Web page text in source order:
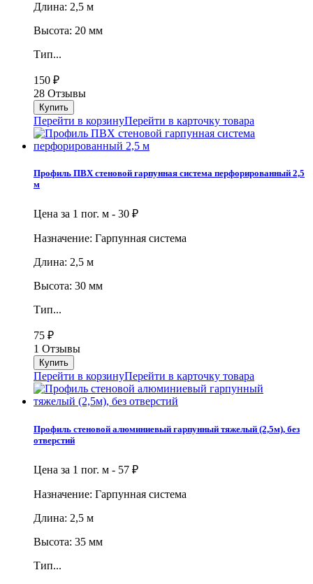
Длина: 2,5 м
Высота: 20 мм
Тип...
150 ₽
28 Отзывы
Перейти в корзинуПерейти в карточку товара
Профиль ПВХ стеновой гарпунная система перфорированный 2,5
м
Цена за 1 пог. м - 30 ₽
Назначение: Гарпунная система
Длина: 2,5 м
Высота: 30 мм
Тип...
75 ₽
1 Отзывы
Перейти в корзинуПерейти в карточку товара
Профиль стеновой алюминиевый гарпунный тяжелый (2,5м), без
отверстий
Цена за 1 пог. м - 57 ₽
Назначение: Гарпунная система
Длина: 2,5 м
Высота: 35 мм
Тип...